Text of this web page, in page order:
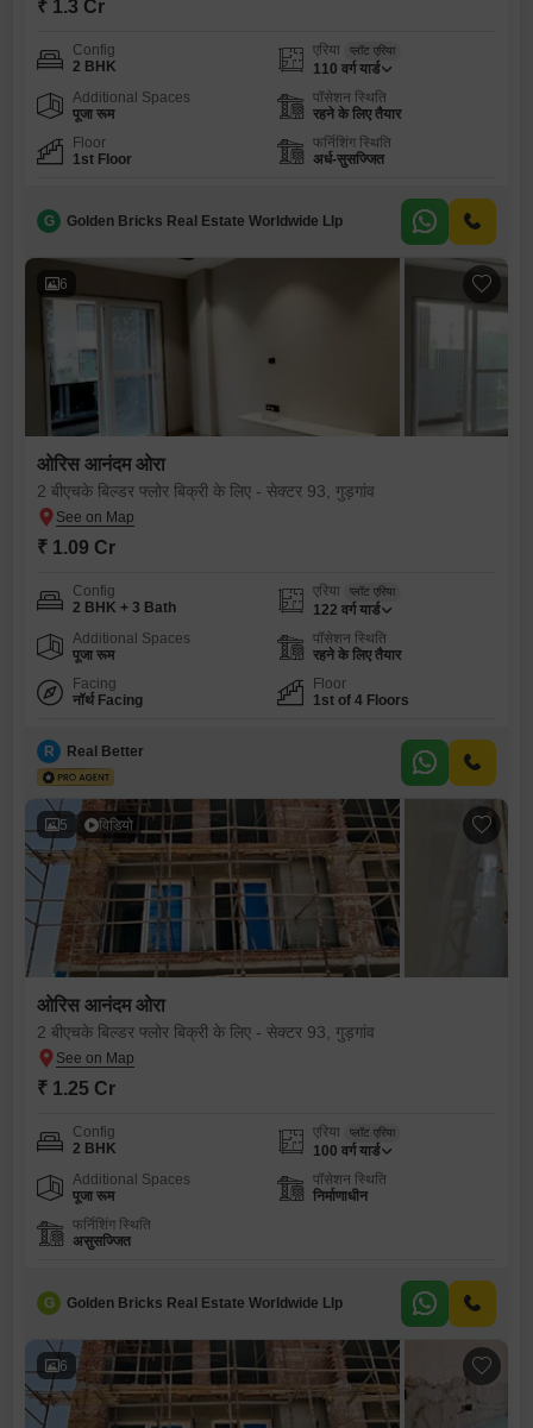
₹ 1.3 Cr
Config
2 BHK
एरिया प्लॉट एरिया
110 वर्ग यार्ड
Additional Spaces
पूजा रूम
पॉसेशन स्थिति
रहने के लिए तैयार
Floor
1st Floor
फर्निशिंग स्थिति
अर्ध-सुसज्जित
G Golden Bricks Real Estate Worldwide Llp
6
ओरिस आनंदम ओरा
2 बीएचके बिल्डर फ्लोर बिक्री के लिए - सेक्टर 93, गुड़गांव
₹ 1.09 Cr
Config
2 BHK + 3 Bath
एरिया प्लॉट एरिया
122 वर्ग यार्ड
Additional Spaces
पूजा रूम
पॉसेशन स्थिति
रहने के लिए तैयार
Facing
नॉर्थ Facing
Floor
1st of 4 Floors
R Real Better
5 विडियो
ओरिस आनंदम ओरा
2 बीएचके बिल्डर फ्लोर बिक्री के लिए - सेक्टर 93, गुड़गांव
₹ 1.25 Cr
Config
2 BHK
एरिया प्लॉट एरिया
100 वर्ग यार्ड
Additional Spaces
पूजा रूम
पॉसेशन स्थिति
निर्माणाधीन
फर्निशिंग स्थिति
असुसज्जित
G Golden Bricks Real Estate Worldwide Llp
6